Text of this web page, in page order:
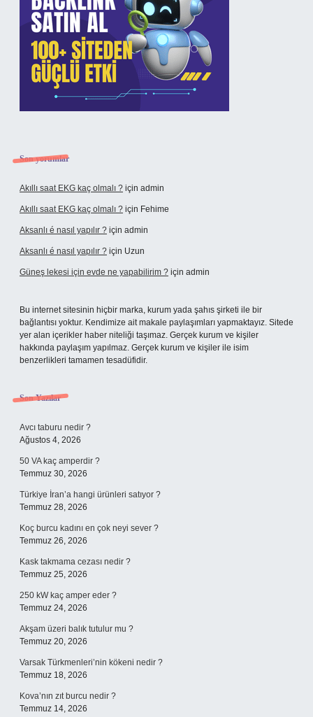
Son yorumlar
Akıllı saat EKG kaç olmalı ? için admin
Akıllı saat EKG kaç olmalı ? için Fehime
Aksanlı é nasıl yapılır ? için admin
Aksanlı é nasıl yapılır ? için Uzun
Güneş lekesi için evde ne yapabilirim ? için admin
Bu internet sitesinin hiçbir marka, kurum yada şahıs şirketi ile bir
bağlantısı yoktur. Kendimize ait makale paylaşımları yapmaktayız. Sitede
yer alan içerikler haber niteliği taşımaz. Gerçek kurum ve kişiler
hakkında paylaşım yapılmaz. Gerçek kurum ve kişiler ile isim
benzerlikleri tamamen tesadüfidir.
Son Yazılar
Avcı taburu nedir ?
Ağustos 4, 2026
50 VA kaç amperdir ?
Temmuz 30, 2026
Türkiye İran’a hangi ürünleri satıyor ?
Temmuz 28, 2026
Koç burcu kadını en çok neyi sever ?
Temmuz 26, 2026
Kask takmama cezası nedir ?
Temmuz 25, 2026
250 kW kaç amper eder ?
Temmuz 24, 2026
Akşam üzeri balık tutulur mu ?
Temmuz 20, 2026
Varsak Türkmenleri’nin kökeni nedir ?
Temmuz 18, 2026
Kova’nın zıt burcu nedir ?
Temmuz 14, 2026